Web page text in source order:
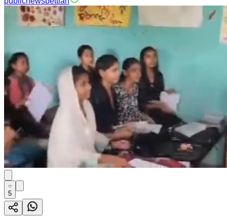
5